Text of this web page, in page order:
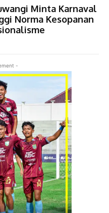
Minta Karnaval
Norma Kesopanan
-